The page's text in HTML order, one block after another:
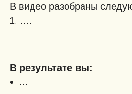
В видео разобраны
....
В результате вы:
...